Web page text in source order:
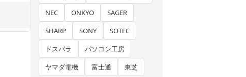
NEC
ONKYO
SAGER
SHARP
SONY
SOTEC
ドスパラ
パソコン工房
ヤマダ電機
富士通 東芝